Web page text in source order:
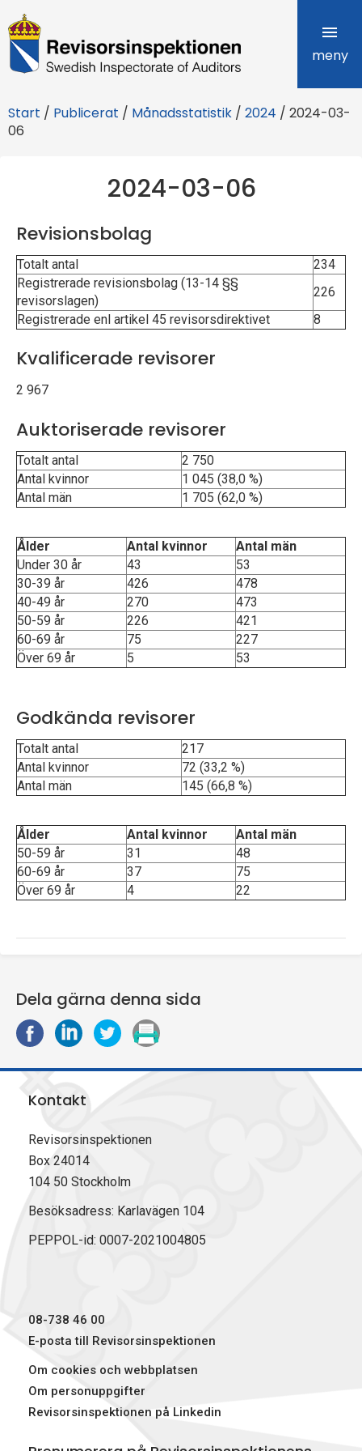
R
e
i
s
n
s
p
e
k
o
n
e
n
meny
Start / Publicerat / Månadsstatistik / 2024 / 2024-03-
06
2024-03-06
Revisionsbolag
Totalt antal
234
Registrerade revisionsbolag (13-14 §§
revisorslagen)
226
Registrerade enl artikel 45 revisorsdirektivet
8
Kvalificerade revisorer
2 967
Auktoriserade revisorer
Totalt antal
2 750
Antal kvinnor
1 045 (38,0 %)
Antal män
1 705 (62,0 %)
Ålder Antal kvinnor
Antal män
Under 30 år
43
53
30-39 år
426
478
40-49 år
270
473
50-59 år
226
421
60-69 år
75
227
Över 69 år
5 53
Godkända revisorer
Totalt antal
217
Antal kvinnor
72 (33,2 %)
Antal män
145 (66,8 %)
Ålder Antal kvinnor
Antal män
50-59 år
31
48
60-69 år
37
75
Över 69 år
4 22
Dela gärna denna sida
D
p
F
c
e
b
o
D
p
L
n
k
e
I
D
X
w
i
t
S
Kontakt
Revisorsinspektionen
Box 24014
104 50 Stockholm
Besöksadress: Karlavägen 104
PEPPOL-id: 0007-2021004805
08-738 46 00
E-posta till Revisorsinspektionen
Om cookies och webbplatsen
Om personuppgifter
Revisorsinspektionen på Linkedin